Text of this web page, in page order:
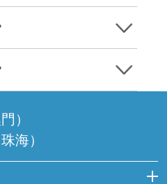
算收取費用，而匯率會及時告知客人
）
海）